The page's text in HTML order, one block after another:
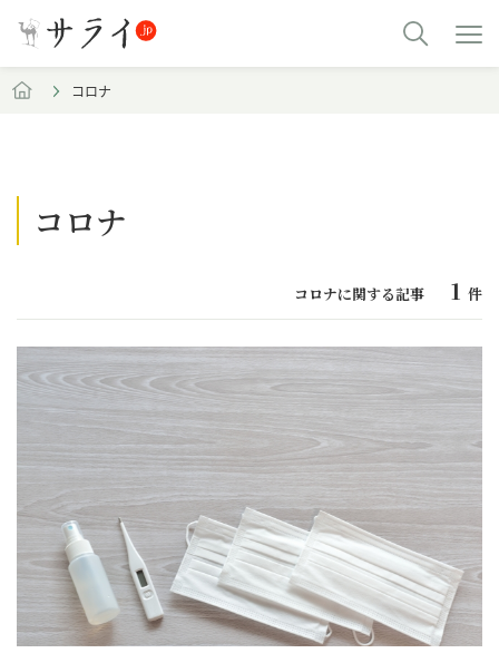
コロナ
コロナ
コロナに関する記事 1 件